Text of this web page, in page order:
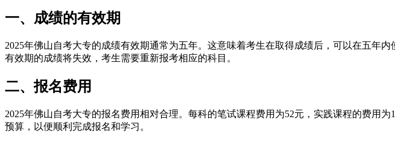
一、成绩的有效期
2025年佛山自考大专的成绩有效期通常为五年。这意味着考生在取得成绩后，可以在五年
有效期的成绩将失效，考生需要重新报考相应的科目。
二、报名费用
2025年佛山自考大专的报名费用相对合理。每科的笔试课程费用为52元，实践课程的费用
预算，以便顺利完成报名和学习。